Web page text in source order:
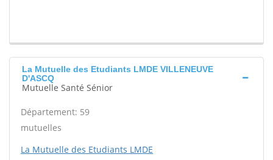
La Mutuelle des Etudiants LMDE VILLENEUVE
D'ASCQ
Mutuelle Santé Sénior
Département: 59
mutuelles
La Mutuelle des Etudiants LMDE